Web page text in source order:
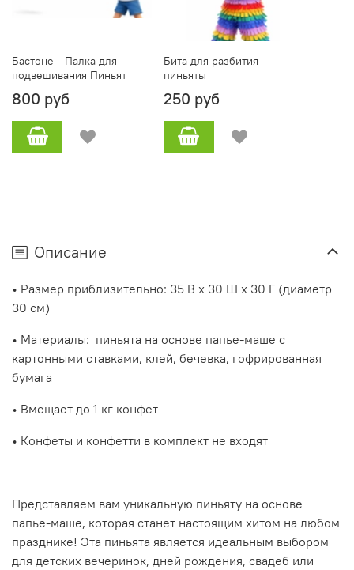
Бастоне - Палка для
подвешивания Пиньят
800 руб
Бита для разбития
пиньяты
250 руб
Описание
• Размер приблизительно: 35 В x 30 Ш x 30 Г (диаметр
30 см)
• Материалы: пиньята на основе папье-маше с
картонными ставками, клей, бечевка, гофрированная
бумага
• Вмещает до 1 кг конфет
• Конфеты и конфетти в комплект не входят
Представляем вам уникальную пиньяту на основе
папье-маше, которая станет настоящим хитом на любом
празднике! Эта пиньята является идеальным выбором
для детских вечеринок, дней рождения, свадеб или